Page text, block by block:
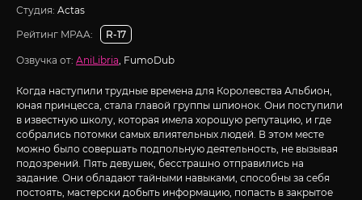
Студия: Actas
Рейтинг MPAA:
R-17
Озвучка от: AniLibria, FumoDub
Когда наступили трудные времена для Королевства Альбион,
юная принцесса, стала главой группы шпионок. Они поступили
в известную школу, которая имела хорошую репутацию, и где
собрались потомки самых влиятельных людей. В этом месте
можно было совершать подпольную деятельность, не вызывая
подозрений. Пять девушек, бесстрашно отправились на
задание. Они обладают тайными навыками, способны за себя
постоять, мастерски добыть информацию, попасть в закрытое